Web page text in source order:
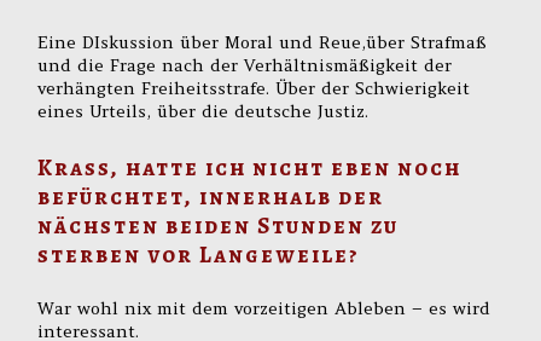
Eine DIskussion über Moral und Reue,über Strafmaß
und die Frage nach der Verhältnismäßigkeit der
verhängten Freiheitsstrafe. Über der Schwierigkeit
eines Urteils, über die deutsche Justiz.
Krass, hatte ich nicht eben noch
befürchtet, innerhalb der
nächsten beiden Stunden zu
sterben vor Langeweile?
War wohl nix mit dem vorzeitigen Ableben – es wird
interessant.